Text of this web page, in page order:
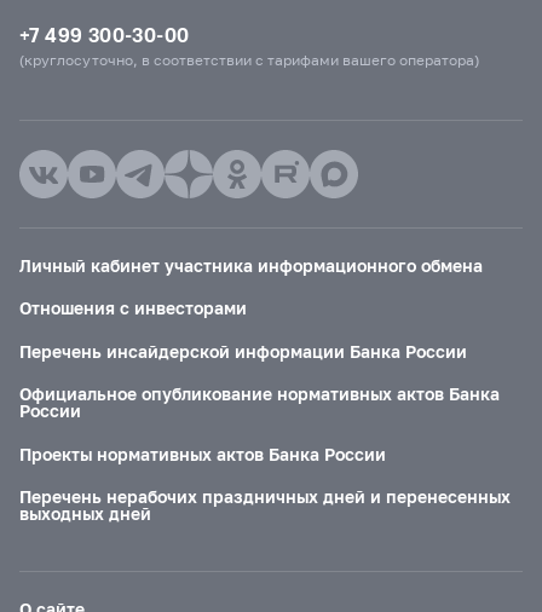
+7 499 300-30-00
(круглосуточно, в соответствии с тарифами вашего оператора)
Личный кабинет участника информационного обмена
Отношения с инвесторами
Перечень инсайдерской информации Банка России
Официальное опубликование нормативных актов Банка
России
Проекты нормативных актов Банка России
Перечень нерабочих праздничных дней и перенесенных
выходных дней